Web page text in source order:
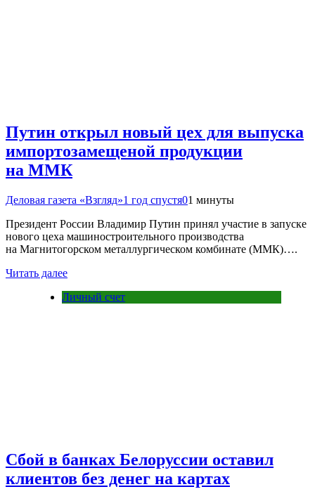
Путин открыл новый цех для выпуска
импортозамещеной продукции
на ММК
Деловая газета «Взгляд»1 год спустя01 минуты
Президент России Владимир Путин принял участие в запуске
нового цеха машиностроительного производства
на Магнитогорском металлургическом комбинате (ММК)….
Читать далее
Личный счет
Сбой в банках Белоруссии оставил
клиентов без денег на картах